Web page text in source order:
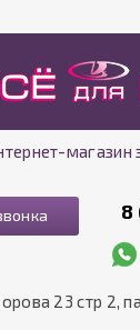
магазин
8
23 стр 2,